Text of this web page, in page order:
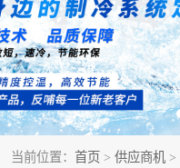
当前位置： 首页 > 供应商机 >
冷水机
导热油加热器